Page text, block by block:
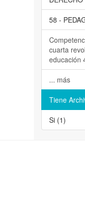
58 -
cuarta
educación
... más
Tiene
Si (1)